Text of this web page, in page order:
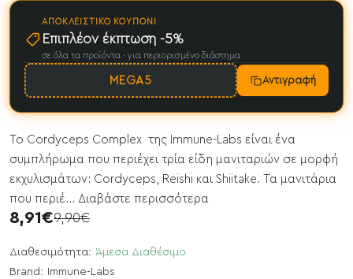
Διαθεσιμότητα: Άμεσα Διαθέσιμο
Brand:
Immune-Labs
8,91€9,90€
ΑΠΟΚΛΕΙΣΤΙΚΌ ΚΟΥΠΌΝΙ
Επιπλέον έκπτωση -5%
σε όλα τα προϊόντα · για περιορισμένο διάστημα
MEGA5 Αντιγραφή
Το Cordyceps Complex της Immune-Labs είναι ένα
συμπλήρωμα που περιέχει τρία είδη μανιταριών σε μορφή
εκχυλισμάτων: Cordyceps, Reishi και Shiitake. Τα μανιτάρια
που περιέ... Διαβάστε περισσότερα